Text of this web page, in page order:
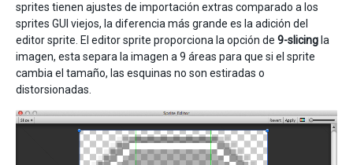
sprites tienen ajustes de importación extras comparado a los
sprites GUI viejos, la diferencia más grande es la adición del
editor sprite. El editor sprite proporciona la opción de 9-slicing la
imagen, esta separa la imagen a 9 áreas para que si el sprite
cambia el tamaño, las esquinas no son estiradas o
distorsionadas.